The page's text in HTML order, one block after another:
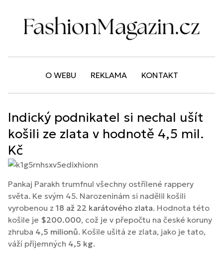
O WEBU REKLAMA KONTAKT
Indický podnikatel si nechal ušít
košili ze zlata v hodnotě 4,5 mil.
Kč
Pankaj Parakh trumfnul všechny ostřílené rappery
světa. Ke svým 45. Narozeninám si nadělil košili
vyrobenou z18 až 22 karátového zlata. Hodnota této
košile je $200.000, což je v přepočtu na české koruny
zhruba 4,5 milionů. Košile ušitá ze zlata, jako je tato,
váží příjemných 4,5 kg.